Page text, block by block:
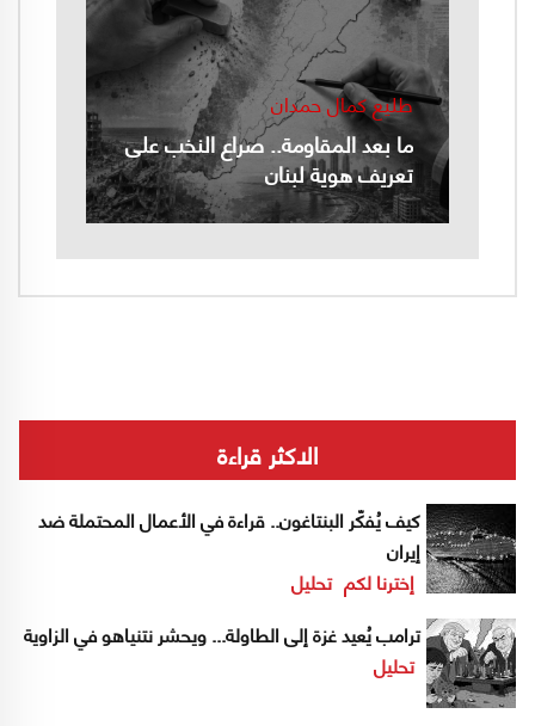
طليع كمال حمدان
ما بعد المقاومة.. صراع النخب على
تعريف هوية لبنان
الاكثر قراءة
كيف يُفكّر البنتاغون.. قراءة في الأعمال المحتملة ضد
إيران
إخترنا لكم تحليل
ترامب يُعيد غزة إلى الطاولة... ويحشر نتنياهو في الزاوية
تحليل